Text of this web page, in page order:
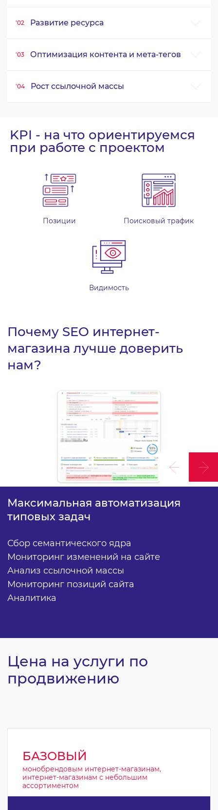
Развитие ресурса
Оптимизация контента и мета-тегов
Рост ссылочной массы
KPI - на что ориентируемся
при работе с проектом
Позиции Поисковый трафик
Видимость
Почему SEO интернет-
магазина лучше доверить
нам?
Максимальная автоматизация
типовых задач
Сбор семантического ядра
Мониторинг изменений на сайте
Анализ ссылочной массы
Мониторинг позиций сайта
Аналитика
Цена на услуги по
продвижению
БАЗОВЫЙ
монобрендовым интернет-магазинам,
интернет-магазинам с небольшим
ассортиментом